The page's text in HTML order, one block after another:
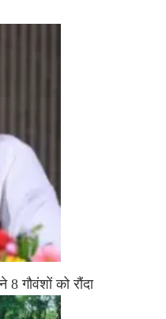
8 गौवंशों को रौंदा